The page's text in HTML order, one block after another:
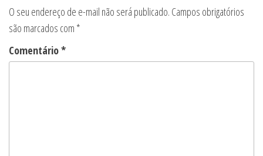
O seu endereço de e-mail não será publicado. Campos obrigatórios
são marcados com *
Comentário*